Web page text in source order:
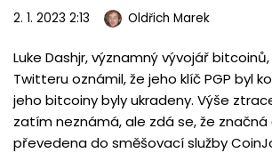
2. 1. 2023 2:13 Oldřich Marek
Luke Dashjr, významný vývojář
Twitteru oznámil, že jeho klíč PGP byl
jeho bitcoiny byly ukradeny. Výše
zatím neznámá, ale zdá se, že
převedena do směšovací služby